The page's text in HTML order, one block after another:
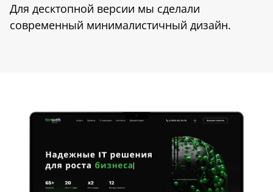
Для десктопной версии мы сделали
современный минималистичный дизайн.